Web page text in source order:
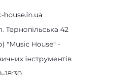
house.in.ua
Тернопільська 42
"Music House" -
інструментів